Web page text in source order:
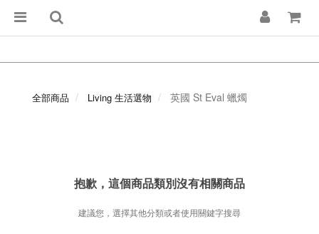
全部商品 Living 生活選物 英國 St Eval 蠟燭
抱歉，這個商品類別沒有相關商品
建議您，選擇其他分類或者使用關鍵字搜尋